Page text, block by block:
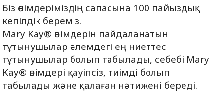
Біз өнімдеріміздің сапасына 100 пайыздық
кепілдік береміз.
Mary Kay® өнімдерін пайдаланатын
тұтынушылар әлемдегі ең ниеттес
тұтынушылар болып табылады, себебі Mary
Kay® өнімдері қауіпсіз, тиімді болып
табылады және қалаған нәтижені береді.